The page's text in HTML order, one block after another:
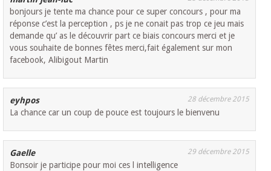
bonjours je tente ma chance pour ce super concours , pour ma
réponse c’est la perception , ps je ne conait pas trop ce jeu mais
demande qu’ as le découvrir part ce biais concours merci et je
vous souhaite de bonnes fêtes merci,fait également sur mon
facebook, Alibigout Martin
eyhpos 28 décembre 2015
La chance car un coup de pouce est toujours le bienvenu
Gaelle 29 décembre 2015
Bonsoir je participe pour moi ces l intelligence